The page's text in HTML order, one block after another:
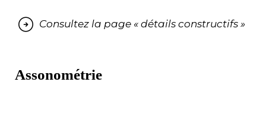
Consultez la page « détails constructifs »
Assonométrie